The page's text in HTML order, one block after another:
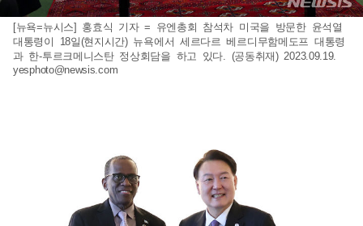
[뉴욕=뉴시스] 홍효식 기자 = 유엔총회 참석차 미국을 방문한 윤석열
대통령이 18일(현지시간) 뉴욕에서 세르다르 베르디무함메도프 대통령
과 한-투르크메니스탄 정상회담을 하고 있다. (공동취재) 2023.09.19.
yesphoto@newsis.com